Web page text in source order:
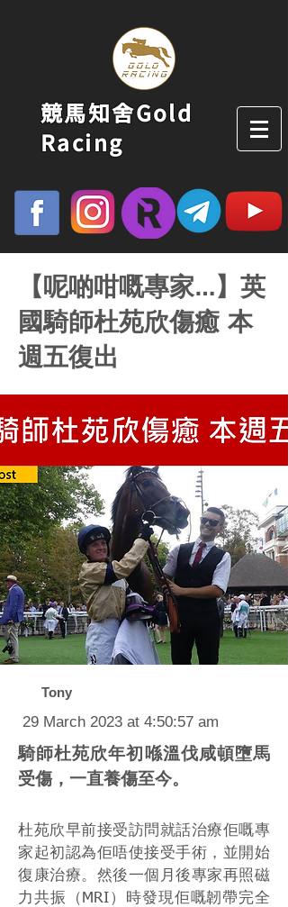
競馬知舍Gold
Racing
【呢啲咁嘅專家…】英
國騎師杜苑欣傷癒 本
週五復出
Tony
29 March 2023 at 4:50:57 am
騎師杜苑欣年初喺溫伐咸頓墮馬
受傷，一直養傷至今。
杜苑欣早前接受訪問就話治療佢嘅專
家起初認為佢唔使接受手術，並開始
復康治療。然後一個月後專家再照磁
力共振（MRI）時發現佢嘅韌帶完全